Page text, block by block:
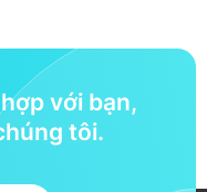
với bạn,
tôi.